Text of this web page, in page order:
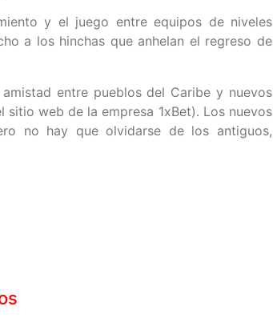
y el juego entre equipos de niveles
a los hinchas que anhelan el regreso de
entre pueblos del Caribe y nuevos
web de la empresa 1xBet). Los nuevos
no hay que olvidarse de los antiguos,